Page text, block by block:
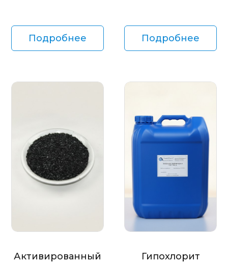
Подробнее Подробнее
Активированный
Гипохлорит